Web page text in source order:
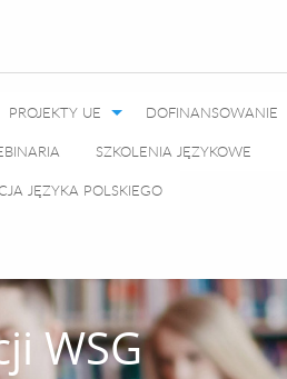
PROJEKTY UE DOFINANSOWANIE
SZKOLENIA JĘZYKOWE
JĘZYKA POLSKIEGO
WSG